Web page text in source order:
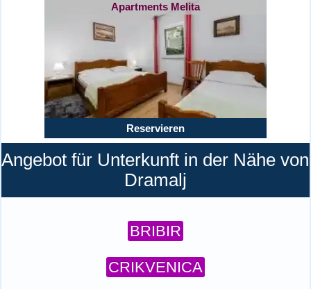
Apartments Melita
Reservieren
Angebot für Unterkunft in der Nähe von
Dramalj
BRIBIR
CRIKVENICA